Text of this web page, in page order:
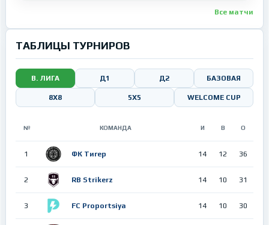
Все матчи
ТАБЛИЦЫ ТУРНИРОВ
В. ЛИГА Д1 Д2 БАЗОВАЯ
8Х8 5X5 WELCOME CUP
№ КОМАНДА И В О
1 ФК Тигер 14 12 36
2 RB Strikerz 14 10 31
3 FC Proportsiya 14 10 30